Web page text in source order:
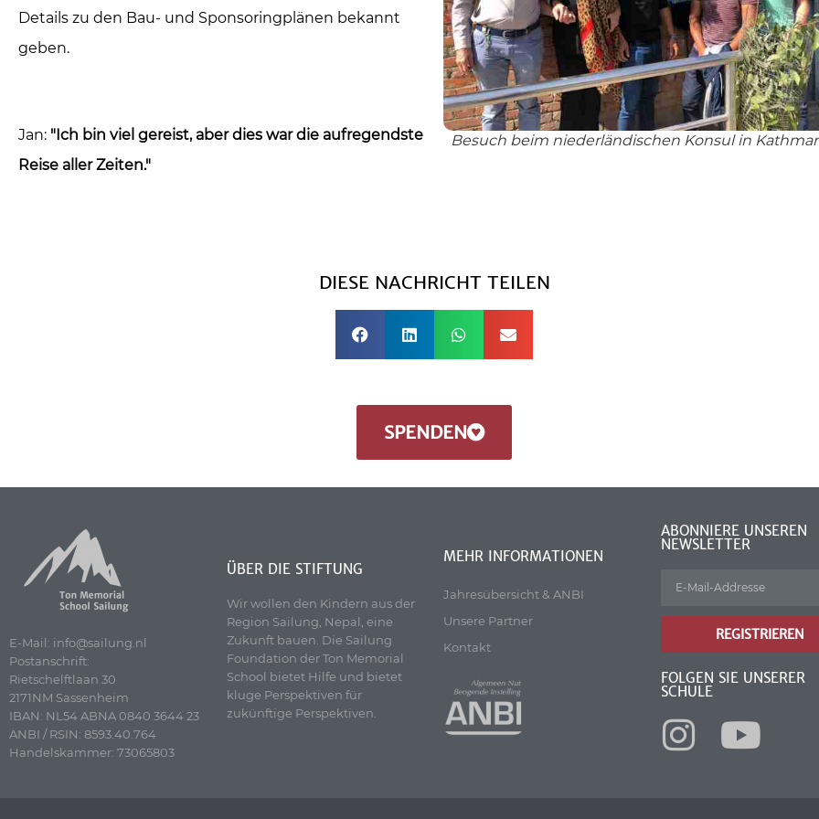
Details zu den Bau- und Sponsoringplänen bekannt
geben.
Jan: "Ich bin viel gereist, aber dies war die aufregendste
Reise aller Zeiten."
Besuch beim niederländischen Konsul in
DIESE NACHRICHT TEILEN
SPENDEN
E-Mail: info@sailung.nl
Postanschrift:
Rietschelftlaan 30
2171NM Sassenheim
IBAN: NL54 ABNA 0840 3644 23
ANBI / RSIN: 8593.40.764
Handelskammer: 73065803
ÜBER DIE STIFTUNG
Wir wollen den Kindern aus der
Region Sailung, Nepal, eine
Zukunft bauen. Die Sailung
Foundation der Ton Memorial
School bietet Hilfe und bietet
kluge Perspektiven für
zukünftige Perspektiven.
MEHR INFORMATIONEN
Jahresübersicht & ANBI
Unsere Partner
Kontakt
ABONNIERE UNSEREN
NEWSLETTER
REGISTRIEREN
FOLGEN SIE UNSERER
SCHULE